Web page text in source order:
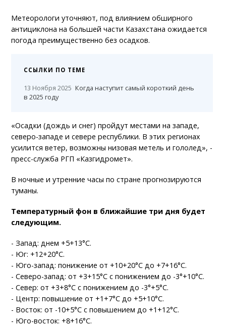
Метеорологи уточняют, под влиянием обширного
антициклона на большей части Казахстана ожидается
погода преимущественно без осадков.
ССЫЛКИ ПО ТЕМЕ
13 Ноября 2025 Когда наступит самый короткий день
в 2025 году
«Осадки (дождь и снег) пройдут местами на западе,
северо-западе и севере республики. В этих регионах
усилится ветер, возможны низовая метель и гололед», -
пресс-служба РГП «Казгидромет».
В ночные и утренние часы по стране прогнозируются
туманы.
Температурный фон в ближайшие три дня будет
следующим.
- Запад: днем +5+13°C.
- Юг: +12+20°C.
- Юго-запад: понижение от +10+20°C до +7+16°C.
- Северо-запад: от +3+15°C с понижением до -3°+10°C.
- Север: от +3+8°C с понижением до -3°+5°C.
- Центр: повышение от +1+7°C до +5+10°C.
- Восток: от -10+5°С с повышением до +1+12°C.
- Юго-восток: +8+16°C.